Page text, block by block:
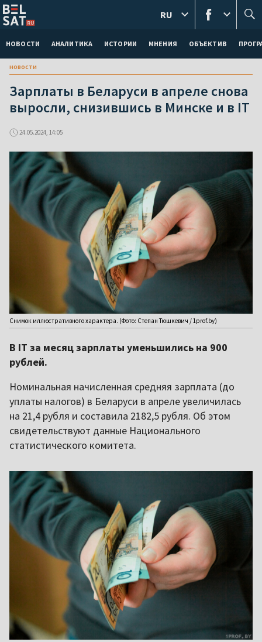
НОВОСТИ АНАЛИТИКА ИСТОРИИ МНЕНИЯ ОБЪЕКТИВ
RU
новости
Зарплаты в Беларуси в апреле снова
выросли, снизившись в Минске и в ІТ
24.05.2024, 14:05
Снимок иллюстративного характера. (Фото: Степан Тюшкевич / 1prof.by)
В ІТ за месяц зарплаты уменьшились на 900
рублей.
Номинальная начисленная средняя зарплата (до
уплаты налогов) в Беларуси в апреле увеличилась
на 21,4 рубля и составила 2182,5 рубля. Об этом
свидетельствуют данные Национального
статистического комитета.